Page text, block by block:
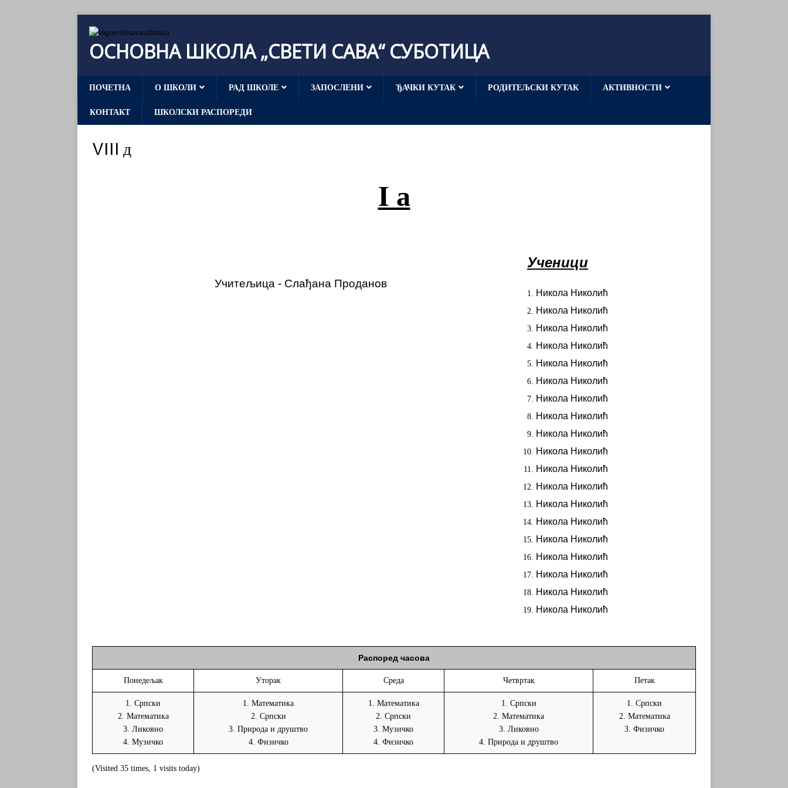
ОСНОВНА ШКОЛА „СВЕТИ САВА“ СУБОТИЦА
ПОЧЕТНА О ШКОЛИ РАД ШКОЛЕ ЗАПОСЛЕНИ ЂАЧКИ КУТАК РОДИТЕЉСКИ КУТАК АКТИВНОСТИ
КОНТАКТ ШКОЛСКИ РАСПОРЕДИ
VIII д
I а
Учитељица - Слађана Проданов
Ученици
Никола Николић
Никола Николић
Никола Николић
Никола Николић
Никола Николић
Никола Николић
Никола Николић
Никола Николић
Никола Николић
Никола Николић
Никола Николић
Никола Николић
Никола Николић
Никола Николић
Никола Николић
Никола Николић
Никола Николић
Никола Николић
Никола Николић
Распоред часова
Понедељак Уторак Среда Четвртак Петак
1. Српски
2. Математика
3. Ликовно
4. Музичко
1. Математика
2. Српски
3. Природа и друштво
4. Физичко
1. Математика
2. Српски
3. Музичко
4. Физичко
1. Српски
2. Математика
3. Ликовно
4. Природа и друштво
1. Српски
2. Математика
3. Физичко
(Visited 35 times, 1 visits today)